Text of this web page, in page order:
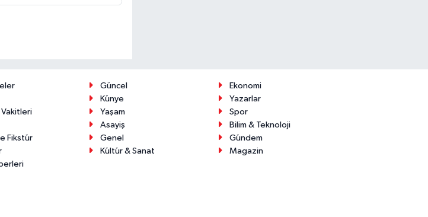
Vakitleri
Fikstür
Güncel
Ekonomi
Künye
Yazarlar
Yaşam
Spor
Asayiş
Bilim & Teknoloji
Genel
Gündem
Kültür & Sanat
Magazin